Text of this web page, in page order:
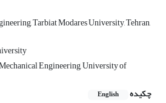
Tarbiat Modares University, Tehran,
Engineering, University of
چکیده
English